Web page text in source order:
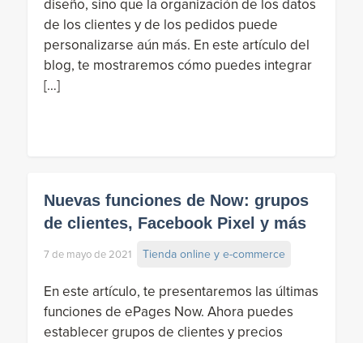
diseño, sino que la organización de los datos
de los clientes y de los pedidos puede
personalizarse aún más. En este artículo del
blog, te mostraremos cómo puedes integrar
[…]
Nuevas funciones de Now: grupos
de clientes, Facebook Pixel y más
7 de mayo de 2021 Tienda online y e-commerce
En este artículo, te presentaremos las últimas
funciones de ePages Now. Ahora puedes
establecer grupos de clientes y precios